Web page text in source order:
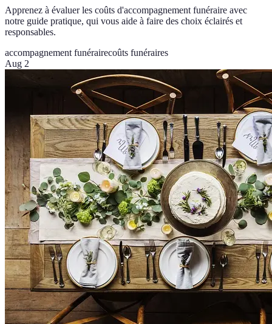
Apprenez à évaluer les coûts d'accompagnement funéraire avec
notre guide pratique, qui vous aide à faire des choix éclairés et
responsables.
accompagnement funérairecoûts funéraires
Aug 2